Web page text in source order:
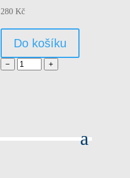
280Kč
Do košíku
− +